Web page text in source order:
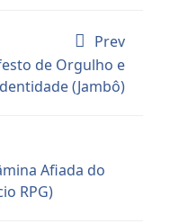
Prev
de Orgulho e
(Jambô)
Afiada do
RPG)